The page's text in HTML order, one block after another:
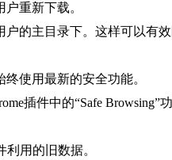
重新下载。
的主目录下。这样可以有
使用最新的安全功能。
插件中的“Safe Browsing”
用的旧数据。